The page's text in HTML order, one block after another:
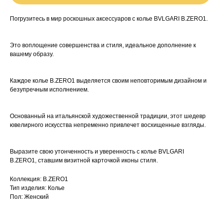
Погрузитесь в мир роскошных аксессуаров с колье BVLGARI B.ZERO1.
Это воплощение совершенства и стиля, идеальное дополнение к
вашему образу.
Каждое колье B.ZERO1 выделяется своим неповторимым дизайном и
безупречным исполнением.
Основанный на итальянской художественной традиции, этот шедевр
ювелирного искусства непременно привлечет восхищенные взгляды.
Выразите свою утонченность и уверенность с колье BVLGARI
B.ZERO1, ставшим визитной карточкой иконы стиля.
Коллекция: B.ZERO1
Тип изделия: Колье
Пол: Женский